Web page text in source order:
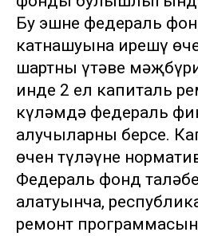
Бу эшне федераль
катнашуына ирешү
шартны үтәве
инде 2 ел капиталь
күләмдә федераль
алучыларның берсе.
өчен түләүне
Федераль фонд
аңлатуынча,
ремонт